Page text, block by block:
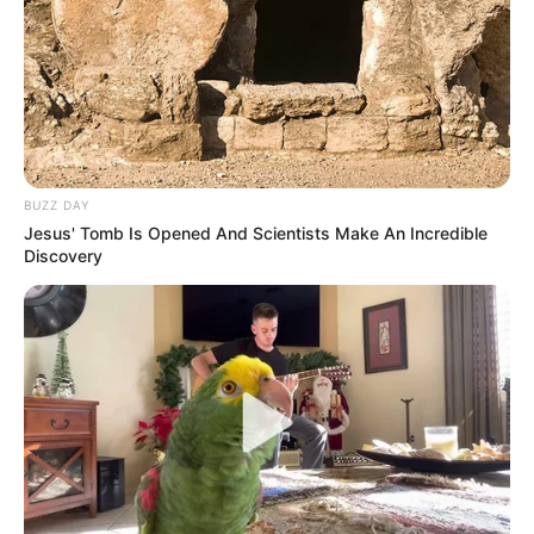
Nominasi
Festival Film Bandung 2013 – Piala Vidia untuk Pemeran
Pendukung Pria FTV Terbaik(Keluarga Kambing)
Prestasi
L-Men Awards 2017 – Honorable Mention by L-Men
Quotes
–
FAQ
Siapa Ibnu Jamil?
Dia adalah aktor, presenter, YouTuber kelahiran Jakarta.
Siapa nama asli Ibnu Jamil?
BUZZ DAY
Jesus' Tomb Is Opened And Scientists Make An Incredible
Discovery